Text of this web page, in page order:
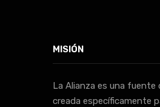
MISIÓN
La Alianza es una
creada específicamente